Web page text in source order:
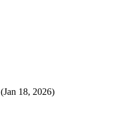
(Jan 18, 2026)